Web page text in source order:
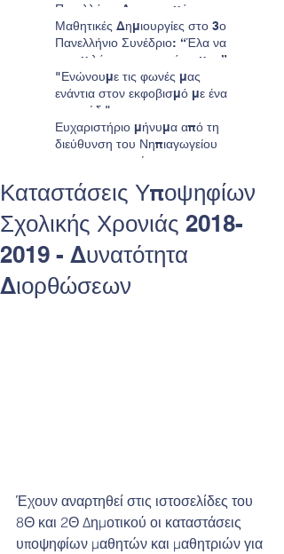
Πανελλήνιο Διαγωνισμό
Ζωγραφικής της Παιδικής
HELMEPA.
Μαθητικές Δημιουργίες στο 3ο
Πανελλήνιο Συνέδριο: “Έλα να
σου μιλήσω για τον τόπο μου”
"Ενώνουμε τις φωνές μας
ενάντια στον εκφοβισμό με ένα
τραγούδι"
Ευχαριστήριο μήνυμα από τη
διεύθυνση του Νηπιαγωγείου
προς τους γονείς
Καταστάσεις Υποψηφίων
Σχολικής Χρονιάς 2018-
2019 - Δυνατότητα
Διορθώσεων
Έχουν αναρτηθεί στις ιστοσελίδες του
8Θ και 2Θ Δημοτικού οι καταστάσεις
υποψηφίων μαθητών και μαθητριών για